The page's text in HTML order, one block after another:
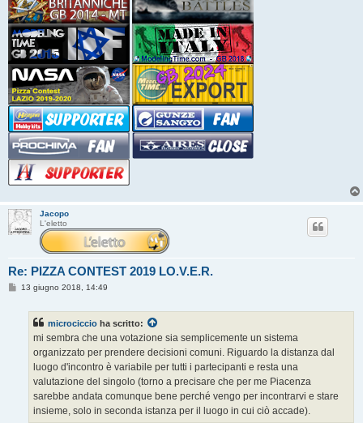
Jacopo
L'eletto
Re: PIZZA CONTEST 2019 LO.V.E.R.
M13 giugno 2018, 14:49
microciccio ha scritto:
mi sembra che una votazione sia semplicemente un sistema
organizzato per prendere decisioni comuni. Riguardo la distanza dal
luogo d'incontro è variabile per tutti i partecipanti e resta una
valutazione del singolo (torno a precisare che per me Piacenza
sarebbe andata comunque bene perché vengo per incontrarvi e stare
insieme, solo in seconda istanza per il luogo in cui ciò accade).